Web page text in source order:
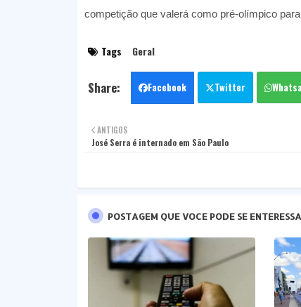
competição que valerá como pré-olímpico
Tags Geral
Facebook Twitter
ANTIGOS
José Serra é internado em São Paulo
POSTAGEM QUE VOCE PODE SE